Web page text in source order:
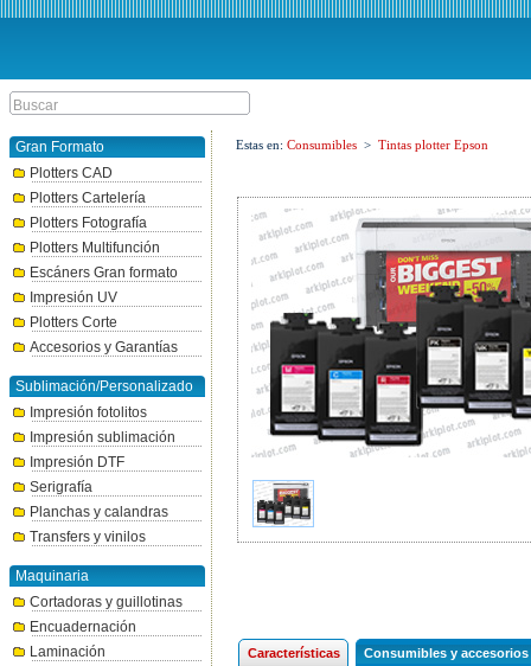
Gran Formato
Plotters CAD
Plotters Cartelería
Plotters Fotografía
Plotters Multifunción
Escáners Gran formato
Impresión UV
Plotters Corte
Accesorios y Garantías
Sublimación/Personalizado
Impresión fotolitos
Impresión sublimación
Impresión DTF
Serigrafía
Planchas y calandras
Transfers y vinilos
Maquinaria
Cortadoras y guillotinas
Encuadernación
Laminación
Estas en: Consumibles > Tintas plotter Epson
Características Consumibles y accesorios